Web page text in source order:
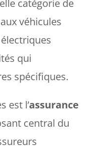
catégorie de
véhicules
qui
spécifiques.
est l’assurance
central du